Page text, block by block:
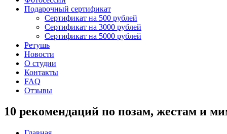
Подарочный сертификат
Сертификат на 500 рублей
Сертификат на 3000 рублей
Сертификат на 5000 рублей
Ретушь
Новости
О студии
Контакты
FAQ
Отзывы
10 рекомендаций по позам, жестам и